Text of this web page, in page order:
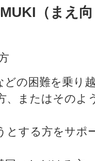
（まえ
どの困難を乗り
、またはそのよ
とする方をサポ